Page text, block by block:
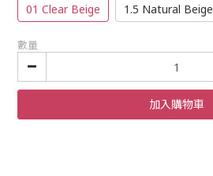
01 Clear Beige 1.5 Natural Beige
數量
加入購物車